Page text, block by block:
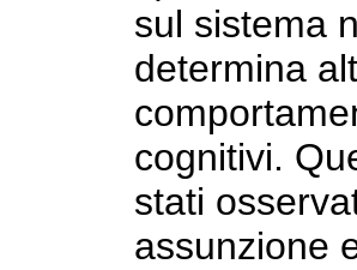
sul sistema
determina
cognitivi.
stati
assunzione